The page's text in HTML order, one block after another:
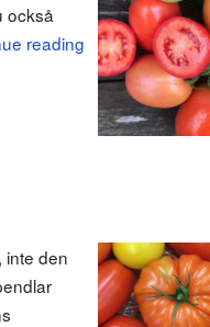
också
reading
inte den